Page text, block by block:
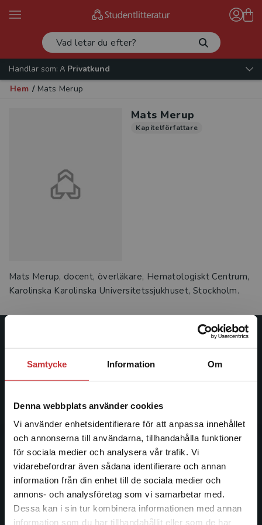
Samtycke Information Om
Denna webbplats använder cookies
Vi använder enhetsidentifierare för att anpassa innehållet
och annonserna till användarna, tillhandahålla funktioner
för sociala medier och analysera vår trafik. Vi
vidarebefordrar även sådana identifierare och annan
information från din enhet till de sociala medier och
annons- och analysföretag som vi samarbetar med.
Dessa kan i sin tur kombinera informationen med annan
information som du har tillhandahållit eller som de har
Begränsad fraktregion
Handlar som:
Privatkund
Hem / Mats Merup
Mats Merup
Kapitelförfattare
Mats Merup, docent, överläkare, Hematologiskt Centrum,
Karolinska Karolinska Universitetssjukhuset, Stockholm.
Studentlitteratur
Studentlitteratur grundades 1963 och är idag Sveriges
facklitteratur, utbildningar och digitala
informationstjänster i utbudet, finns Studentlitteratur med
längs hela kunskapsresan.
Kontakta oss
Kontakta oss
046-31 20 00